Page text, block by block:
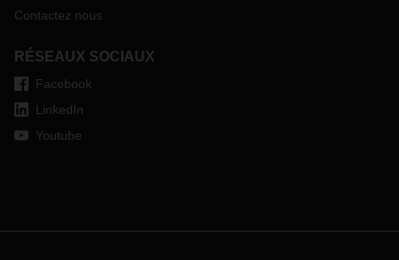
Contactez nous
RÉSEAUX SOCIAUX
Facebook
LinkedIn
Youtube